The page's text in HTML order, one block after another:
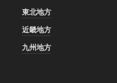
東北地方
近畿地方
九州地方